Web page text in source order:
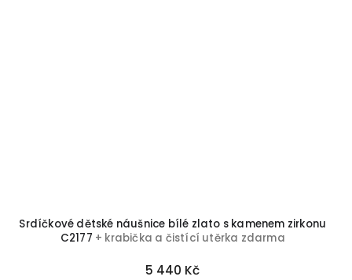
Srdíčkové dětské náušnice bílé zlato s kamenem zirkonu
C2177 + krabička a čistící utěrka zdarma
5 440 Kč